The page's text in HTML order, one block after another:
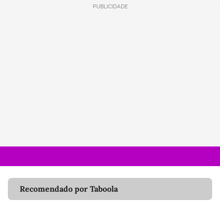
PUBLICIDADE
Recomendado por Taboola